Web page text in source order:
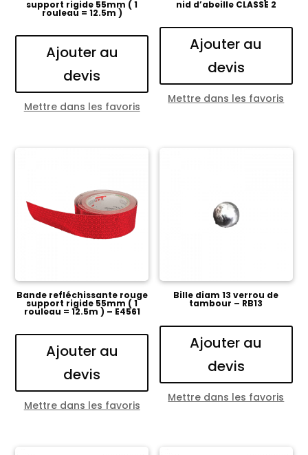
support rigide 55mm ( 1
rouleau = 12.5m )
Ajouter au
devis
Mettre dans les favoris
nid d’abeille CLASSE 2
Ajouter au
devis
Mettre dans les favoris
Bande refléchissante rouge
support rigide 55mm ( 1
rouleau = 12.5m ) – E4561
Ajouter au
devis
Mettre dans les favoris
Bille diam 13 verrou de
tambour – RB13
Ajouter au
devis
Mettre dans les favoris